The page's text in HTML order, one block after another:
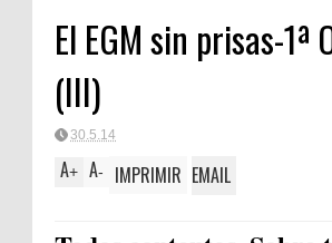
El EGM sin prisas-1ª
(III)
30.5.14
A+ A- IMPRIMIR EMAIL